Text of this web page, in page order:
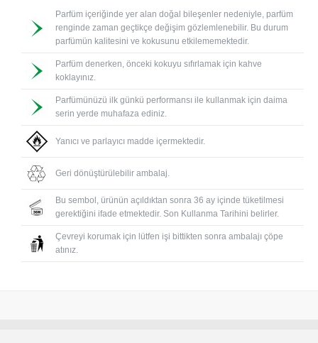
Parfüm içeriğinde yer alan doğal bileşenler nedeniyle, parfüm
renginde zaman geçtikçe değişim gözlemlenebilir. Bu durum
parfümün kalitesini ve kokusunu etkilememektedir.
Parfüm denerken, önceki kokuyu sıfırlamak için kahve
koklayınız.
Parfümünüzü ilk günkü performansı ile kullanmak için daima
serin yerde muhafaza ediniz.
Yanıcı ve parlayıcı madde içermektedir.
Geri dönüştürülebilir ambalaj.
Bu sembol, ürünün açıldıktan sonra 36 ay içinde tüketilmesi
gerektiğini ifade etmektedir. Son Kullanma Tarihini belirler.
Çevreyi korumak için lütfen işi bittikten sonra ambalajı çöpe
atınız.